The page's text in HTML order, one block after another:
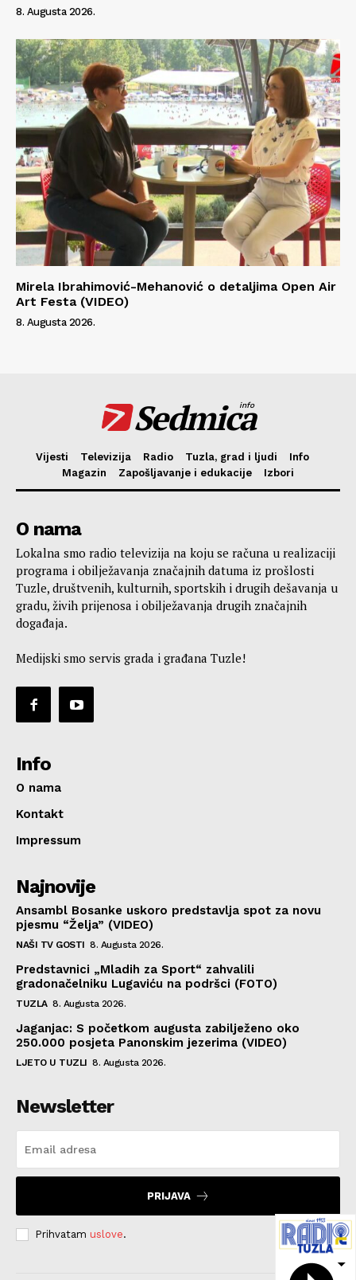
8. Augusta 2026.
Mirela Ibrahimović-Mehanović o detaljima Open Air
Art Festa (VIDEO)
8. Augusta 2026.
Sedmica
info
Vijesti Televizija Radio Tuzla, grad i ljudi
Info
Magazin
Zapošljavanje i edukacije Izbori
O nama
Lokalna smo radio televizija na koju se računa u realizaciji
programa i obilježavanja značajnih datuma iz prošlosti
Tuzle, društvenih, kulturnih, sportskih i drugih dešavanja u
gradu, živih prijenosa i obilježavanja drugih značajnih
događaja.
Medijski smo servis grada i građana Tuzle!
Info
O nama
Kontakt
Impressum
Najnovije
Ansambl Bosanke uskoro predstavlja spot za novu
pjesmu “Želja” (VIDEO)
NAŠI TV GOSTI 8. Augusta 2026.
Predstavnici „Mladih za Sport“ zahvalili
gradonačelniku Lugaviću na podršci (FOTO)
TUZLA 8. Augusta 2026.
Jaganjac: S početkom augusta zabilježeno oko
250.000 posjeta Panonskim jezerima (VIDEO)
LJETO U TUZLI 8. Augusta 2026.
Newsletter
PRIJAVA
Prihvatam uslove.